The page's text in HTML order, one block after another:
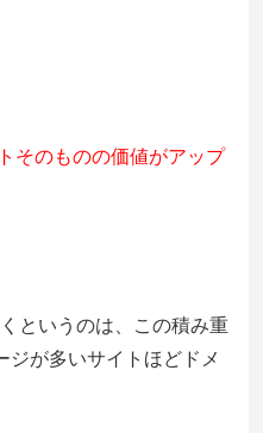
そのものの価値がアップ
というのは、この積み重
ジが多いサイトほどドメ